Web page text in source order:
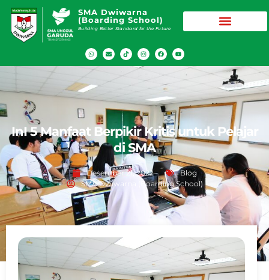
SMA Dwiwarna
(Boarding School)
Building Better Standard for the Future
InI 5 Manfaat Berpikir Kritis untuk Pelajar
di SMA
Desember 21, 2022
Blog
SMA Dwiwarna (Boarding School)